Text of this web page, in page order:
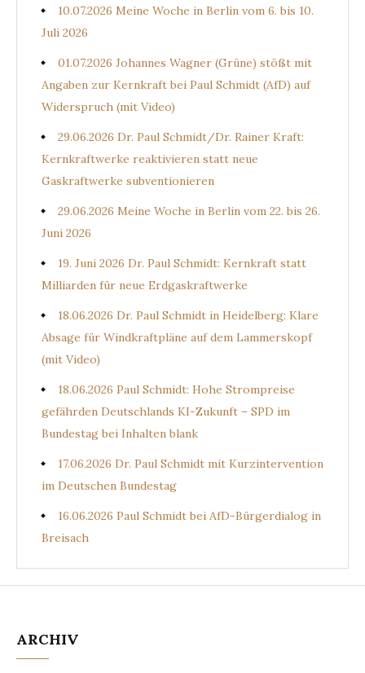
10.07.2026 Meine Woche in Berlin vom 6. bis 10.
Juli 2026
01.07.2026 Johannes Wagner (Grüne) stößt mit
Angaben zur Kernkraft bei Paul Schmidt (AfD) auf
Widerspruch (mit Video)
29.06.2026 Dr. Paul Schmidt/Dr. Rainer Kraft:
Kernkraftwerke reaktivieren statt neue
Gaskraftwerke subventionieren
29.06.2026 Meine Woche in Berlin vom 22. bis 26.
Juni 2026
19. Juni 2026 Dr. Paul Schmidt: Kernkraft statt
Milliarden für neue Erdgaskraftwerke
18.06.2026 Dr. Paul Schmidt in Heidelberg: Klare
Absage für Windkraftpläne auf dem Lammerskopf
(mit Video)
18.06.2026 Paul Schmidt: Hohe Strompreise
gefährden Deutschlands KI-Zukunft – SPD im
Bundestag bei Inhalten blank
17.06.2026 Dr. Paul Schmidt mit Kurzintervention
im Deutschen Bundestag
16.06.2026 Paul Schmidt bei AfD-Bürgerdialog in
Breisach
ARCHIV